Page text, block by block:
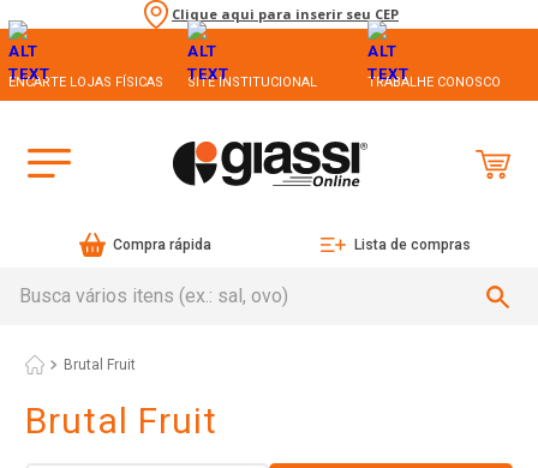
Clique aqui para inserir seu CEP
ENCARTE LOJAS FÍSICAS SITE INSTITUCIONAL TRABALHE CONOSCO
Compra rápida Lista de compras
Brutal Fruit
Brutal Fruit